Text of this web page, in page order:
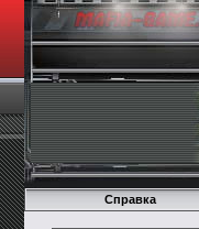
Справка